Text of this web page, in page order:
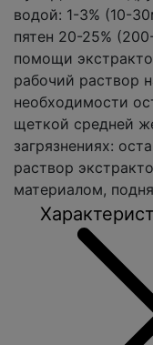
водой: 1-3% (10-
пятен 20-25%
помощи
рабочий раствор
необходимости
щеткой средней
загрязнениях:
раствор
материалом,